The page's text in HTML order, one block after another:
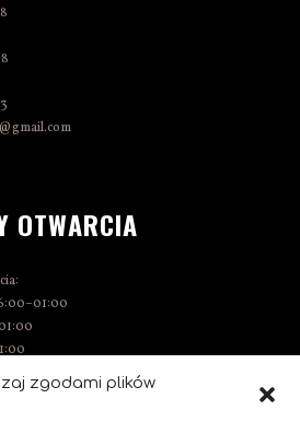
zgodami plików
OTWARCIA